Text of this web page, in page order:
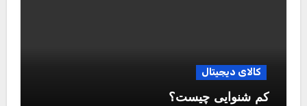
کالای دیجیتال
کم شنوایی چیست؟